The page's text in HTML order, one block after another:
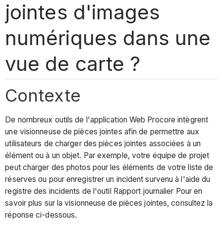
jointes d'images
numériques dans une
vue de carte ?
Contexte
De nombreux outils de l'application Web Procore intègrent
une visionneuse de pièces jointes afin de permettre aux
utilisateurs de charger des pièces jointes associées à un
élément ou à un objet. Par exemple, votre équipe de projet
peut charger des photos pour les éléments de votre liste de
réserves ou pour enregistrer un incident survenu à l'aide du
registre des incidents de l'outil Rapport journalier Pour en
savoir plus sur la visionneuse de pièces jointes, consultez la
réponse ci-dessous.